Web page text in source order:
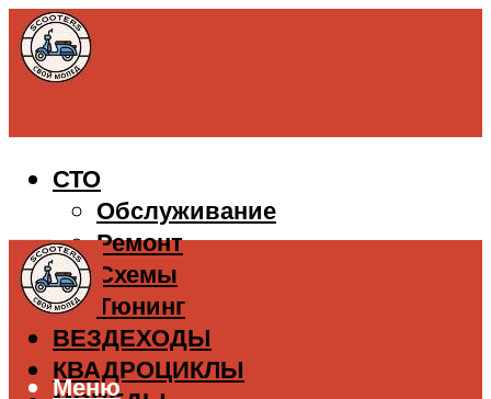
СТО
Обслуживание
Ремонт
Схемы
Тюнинг
ВЕЗДЕХОДЫ
КВАДРОЦИКЛЫ
Меню